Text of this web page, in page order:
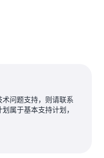
问题支持，则请联系
属于基本支持计划，